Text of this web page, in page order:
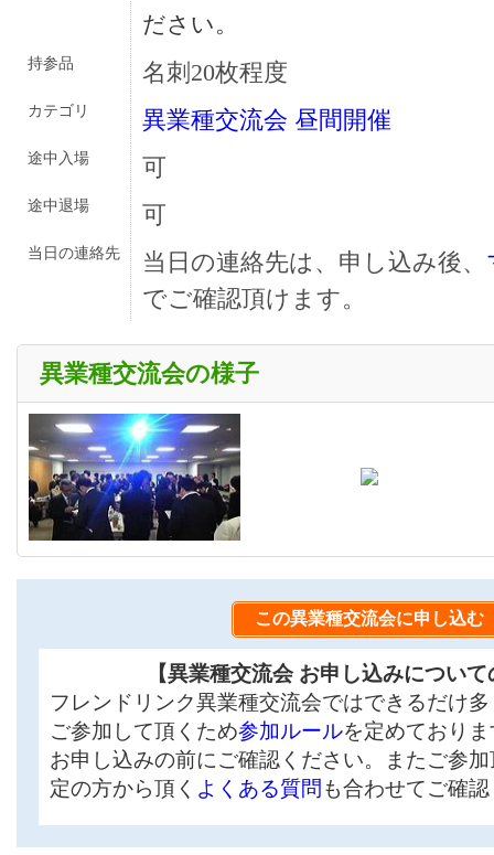
ださい。
持参品 名刺20枚程度
カテゴリ 異業種交流会 昼間開催
途中入場 可
途中退場 可
当日の連絡先 当日の連絡先は、申し込み後、
でご確認頂けます。
異業種交流会の様子
この異業種交流会に申し込む
【異業種交流会 お申し込みについ
フレンドリンク異業種交流会ではできるだけ
ご参加して頂くため参加ルールを定めており
お申し込みの前にご確認ください。またご参
定の方から頂く よくある質問 も合わせてご確